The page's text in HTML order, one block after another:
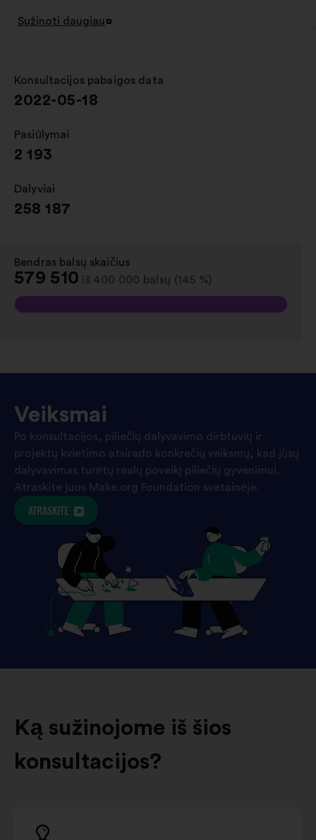
Sužinoti daugiau
Atverti
Konsultacijos pabaigos data
:
2022-05-18
Pasiūlymai
:
2 193
Dalyviai
:
258 187
Bendras balsų skaičius
:
579 510 iš 400 000 balsų (145 %)
Veiksmai
Po konsultacijos, piliečių dalyvavimo dirbtuvių ir
projektų kvietimo atsirado konkrečių veiksmų, kad jūsų
dalyvavimas turėtų realų poveikį piliečių gyvenimui.
Atraskite juos Make.org Foundation svetainėje.
ATRASKITE
Ką sužinojome iš šios
konsultacijos?